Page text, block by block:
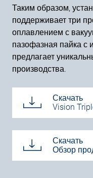
Таким образом,
поддерживает три
оплавлением с
пазофазная пайка с
предлагает
производства.
Скачать
Vision
Скачать
Обзор